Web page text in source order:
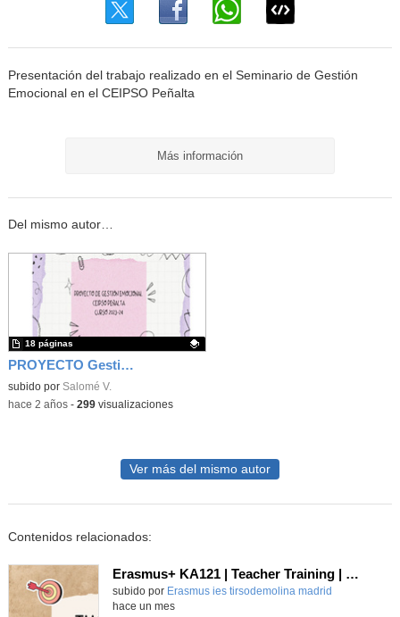
Presentación del trabajo realizado en el Seminario de Gestión
Emocional en el CEIPSO Peñalta
Más información
Del mismo autor…
PROYECTO Gestión Emocional Peñalta
Contenido educativo.
subido por Salomé V.
18 páginas
-hace 2 años- 299visualizaciones
Ver más del mismo autor
Contenidos relacionados:
Erasmus+ KA121 | Teacher Training | Flipped Classroom and Management Solutions | Berlin 2024
Contenido educativo.
subido por Erasmus ies tirsodemolina madrid
hace un mes